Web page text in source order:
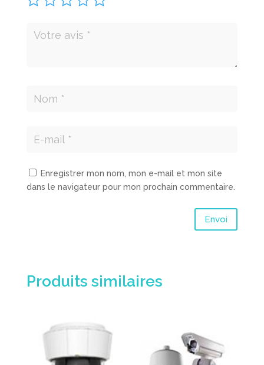
Enregistrer mon nom, mon e-mail et mon site
dans le navigateur pour mon prochain commentaire.
Envoi
Produits similaires